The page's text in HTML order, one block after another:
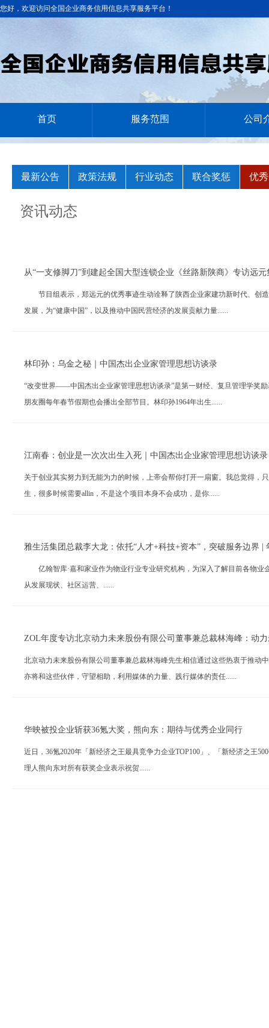
您好，欢迎访问全国企业商务信用信息共享服务平台！
首页 服务范围 公司
最新公告 政策法规 行业动态 联合奖惩 优
资讯动态
从“一支修脚刀”到建起全国大型连锁企业《丝路新陕商》专访远
节目组表示，郑远元的优秀事迹生动诠释了陕西企业家建功新时代、创造
发展，为“健康中国”，以及推动中国民营经济的发展贡献力量......
林印孙：乌金之秘｜中国杰出企业家管理思想访谈录
“改变世界——中国杰出企业家管理思想访谈录”是第一财经、复旦管理学奖
朋友圈每年春节假期也会播出全部节目。林印孙1964年出生......
江南春：创业是一次次出生入死｜中国杰出企业家管理思想访谈录
关于创业其实努力到无能为力的时候，上帝会帮你打开一扇窗。我总觉得
生，很多时候需要allin，不是这个项目本身不会成功，是你......
雅生活集团总裁李大龙：依托“人才+科技+资本”，突破服务边界 |
亿翰智库·嘉和家业作为物业行业专业研究机构，为深入了解目前各物业
从发展现状、社区运营、......
ZOL年度专访北京动力未来股份有限公司董事兼总裁林海峰：动
北京动力未来股份有限公司董事兼总裁林海峰先生相信通过这些热衷于推动
亦将和这些伙伴，守望相助，利用媒体的力量、践行媒体的责任......
华映被投企业斩获36氪大奖，熊向东：期待与优秀企业同行
近日，36氪2020年「新经济之王最具竞争力企业TOP100」、「新经济之王
理人熊向东对所有获奖企业表示祝贺......